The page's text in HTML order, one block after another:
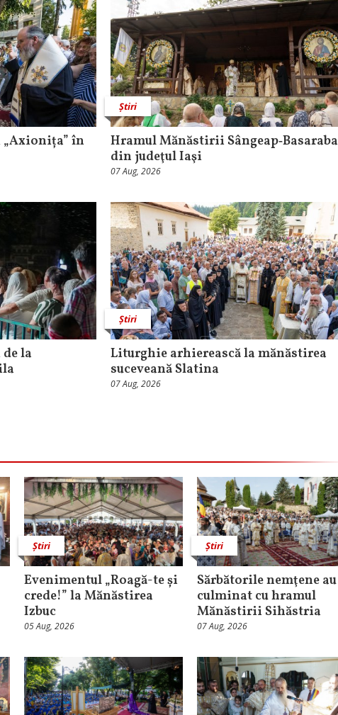
în
Știri
Hramul Mănăstirii Sângeap‑Basaraba
din judeţul Iaşi
07 Aug, 2026
la
Știri
Liturghie arhierească la mănăstirea
suceveană Slatina
07 Aug, 2026
Știri
Evenimentul „Roagă-te și
crede!” la Mănăstirea
Izbuc
05 Aug, 2026
Știri
Sărbătorile nemţene au
culminat cu hramul
Mănăstirii Sihăstria
07 Aug, 2026